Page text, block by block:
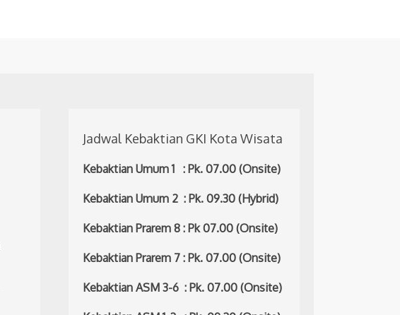
Jadwal Kebaktian GKI Kota Wisata
Kebaktian Umum 1 : Pk. 07.00 (Onsite)
Kebaktian Umum 2 : Pk. 09.30 (Hybrid)
Kebaktian Prarem 8 : Pk 07.00 (Onsite)
Kebaktian Prarem 7 : Pk. 07.00 (Onsite)
Kebaktian ASM 3-6 : Pk. 07.00 (Onsite)